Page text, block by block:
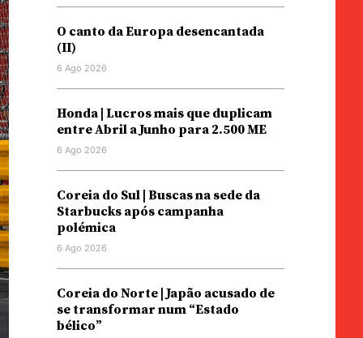
O canto da Europa desencantada
(II)
6 Ago 2026
Honda | Lucros mais que duplicam
entre Abril a Junho para 2.500 ME
6 Ago 2026
Coreia do Sul | Buscas na sede da
Starbucks após campanha
polémica
6 Ago 2026
Coreia do Norte | Japão acusado de
se transformar num “Estado
bélico”